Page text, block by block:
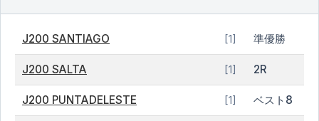
J200 SANTIAGO [1] 準優勝
J200 SALTA [1] 2R
J200 PUNTADELESTE [1] ベスト8